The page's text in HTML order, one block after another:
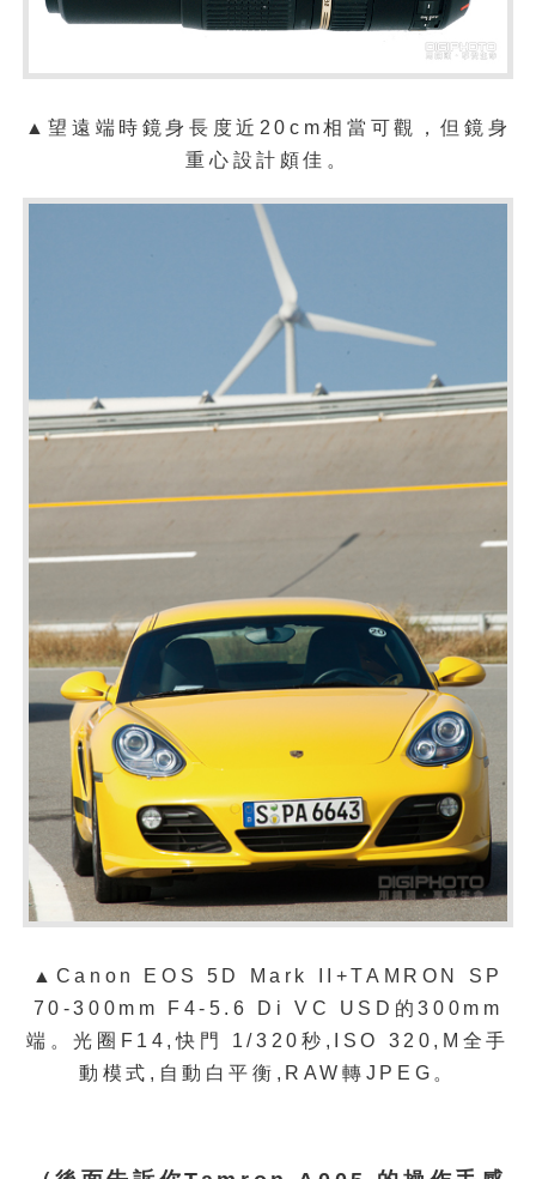
▲望遠端時鏡身長 度近 20cm相當 可觀，但鏡身
重 心設計頗佳。
▲Canon EOS 5D Mark II+TAMRON SP
70-300mm F4-5.6 Di VC USD 的300mm
端。光圈 F14 ,快門 1/320 秒 , ISO 320 , M 全手
動模式 , 自動白平衡 , RAW轉 JPEG 。